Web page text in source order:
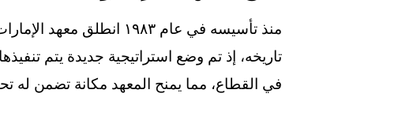
في القطاع، مما يمنح المعهد مكانة تضمن له